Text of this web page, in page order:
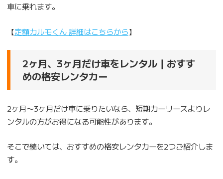
車に乗れます。
【定額カルモくん 詳細はこちらから】
2ヶ月、3ヶ月だけ車をレンタル｜おすす
めの格安レンタカー
2ヶ月〜3ヶ月だけ車に乗りたいなら、短期カーリースよりレ
ンタルの方がお得になる可能性があります。
そこで続いては、おすすめの格安レンタカーを2つご紹介しま
す。